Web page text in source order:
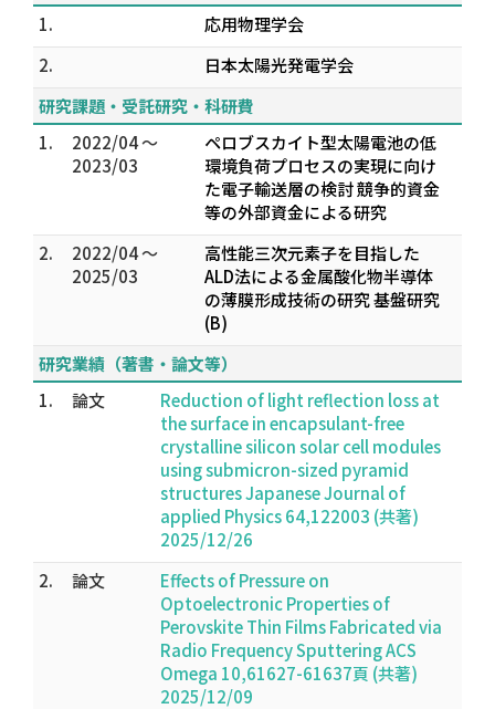
1.
応用物理学会
2.
日本太陽光発電学会
研究課題・受託研究・科研費
1.
2022/04 ～
2023/03
ペロブスカイト型太陽電池の低
環境負荷プロセスの実現に向け
た電子輸送層の検討 競争的資金
等の外部資金による研究
2.
2022/04 ～
2025/03
高性能三次元素子を目指した
ALD法による金属酸化物半導体
の薄膜形成技術の研究 基盤研究
(B)
研究業績（著書・論文等）
1.
論文
Reduction of light reflection loss at
the surface in encapsulant-free
crystalline silicon solar cell modules
using submicron-sized pyramid
structures Japanese Journal of
applied Physics 64,122003 (共著)
2025/12/26
2.
論文
Effects of Pressure on
Optoelectronic Properties of
Perovskite Thin Films Fabricated via
Radio Frequency Sputtering ACS
Omega 10,61627-61637頁 (共著)
2025/12/09